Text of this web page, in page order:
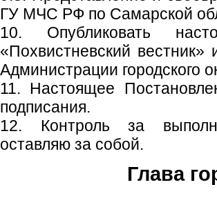
ГУ МЧС РФ по Самарской
10. Опубликовать
«Похвистневский
Администрации городского
11. Настоящее
подписания.
12. Контроль за
оставляю за собой.
Глава